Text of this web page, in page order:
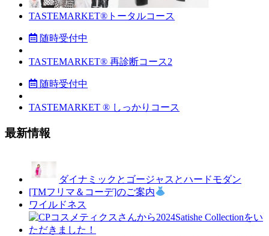
TASTEMARKET®︎トータルコース
随時受付中
TASTEMARKET®︎ 再診断コース2
随時受付中
TASTEMARKET ®︎ しっかりコース
最新情報
ダイナミックとゴージャスとハードモダン
[TMフリマ＆コーデ]のご案内
ワイルドネス